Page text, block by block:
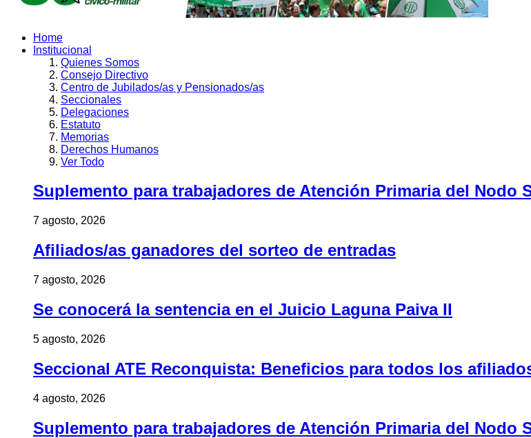
Home
Institucional
Quienes Somos
Consejo Directivo
Centro de Jubilados/as y Pensionados/as
Seccionales
Delegaciones
Estatuto
Memorias
Derechos Humanos
Ver Todo
Suplemento para trabajadores de Atención Primaria del Nodo
7 agosto, 2026
Afiliados/as ganadores del sorteo de entradas
7 agosto, 2026
Se conocerá la sentencia en el Juicio Laguna Paiva II
5 agosto, 2026
Seccional ATE Reconquista: Beneficios para todos los
4 agosto, 2026
Suplemento para trabajadores de Atención Primaria del Nodo